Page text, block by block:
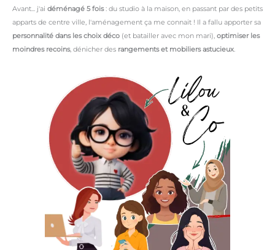
Avant... j'ai déménagé 5 fois: du studio à la maison, en passant par des petits
apparts de centre ville, l'aménagement ça me connait ! Il a fallu apporter sa
personnalité dans les choix déco (et batailler avec mon mari), optimiser les
moindres recoins, dénicher des rangements et mobiliers astucieux